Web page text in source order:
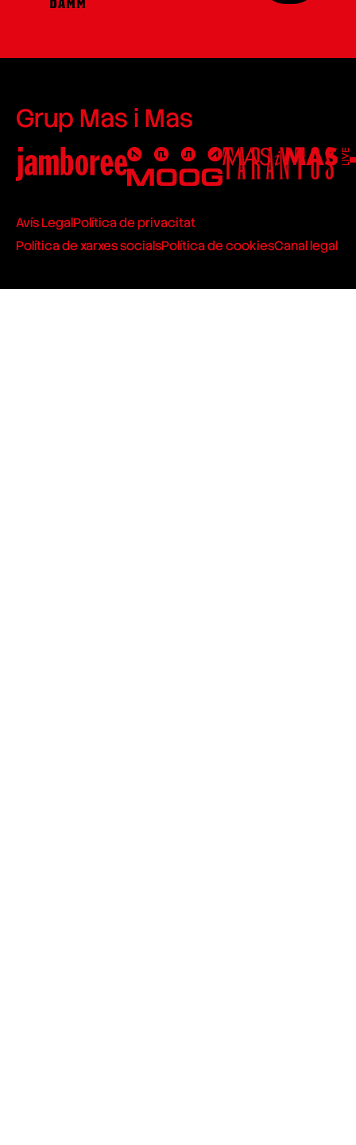
Grup Mas i Mas
Avís LegalPolítica de privacitat
Política de xarxes socialsPolítica de cookiesCanal legal